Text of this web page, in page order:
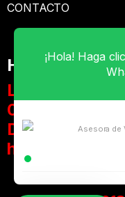
CONTACTO
HORARIOS de
Lunes a
08:00 a 23:00
Domingos y
hrs
¡Hola! Haga
Asesora de